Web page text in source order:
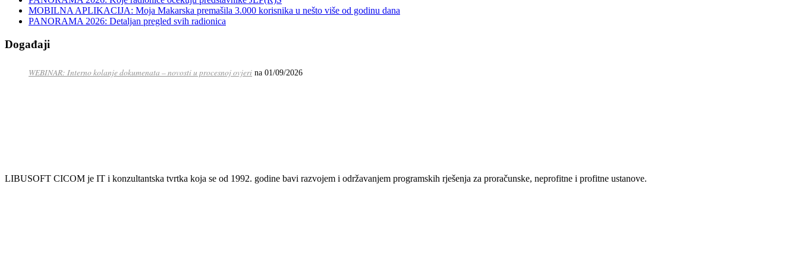
MOBILNA APLIKACIJA: Moja Makarska premašila 3.000 korisnika u nešto više od godinu dana
PANORAMA 2026: Detaljan pregled svih radionica
Događaji
WEBINAR: Interno kolanje dokumenata – novosti u procesnoj ovjeri na 01/09/2026
LIBUSOFT CICOM je IT i konzultantska tvrtka koja se od 1992. godine bavi razvojem i održavanjem programskih rješenja za proračunske, neprofitne i profitne ustanove.